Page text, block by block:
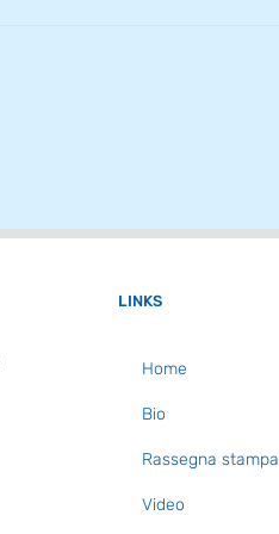
LINKS
Home
Bio
Rassegna stampa
Video